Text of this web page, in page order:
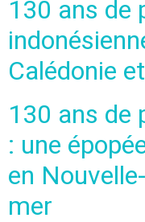
130 ans de
Calédonie
130 ans de
: une
en
mer